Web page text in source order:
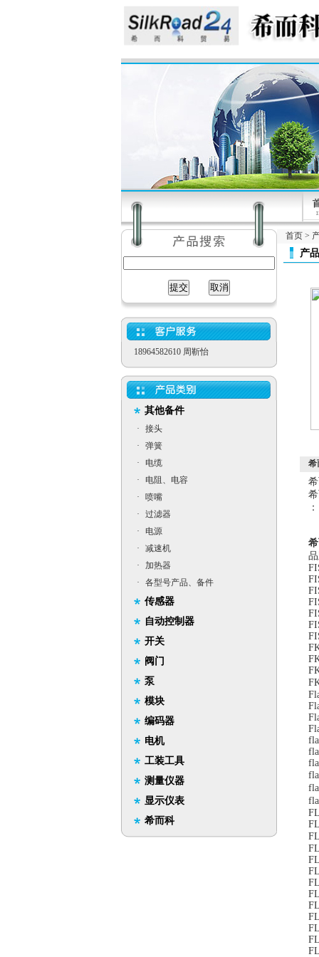
18964582610 周靳怡
其他备件
·
接头
·
弹簧
·
电缆
·
电阻、电容
·
喷嘴
·
过滤器
·
电源
·
减速机
·
加热器
·
各型号产品、备件
传感器
自动控制器
开关
阀门
泵
模块
编码器
电机
工装工具
测量仪器
显示仪表
希而科
首页 >
产
希
：